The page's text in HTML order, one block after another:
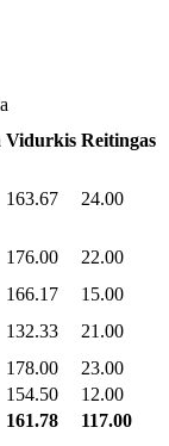
Vidurkis Reitingas
163.67 24.00
176.00
22.00
166.17
15.00
132.33
21.00
178.00
23.00
154.50
12.00
161.78 117.00